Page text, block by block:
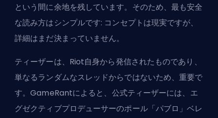
という間に余地を残しています。そのため、最も安全
な読み方はシンプルです: コンセプトは現実ですが、
詳細はまだ決まっていません。
ティーザーは、Riot自身から発信されたものであり、
単なるランダムなスレッドからではないため、重要で
す。GameRantによると、公式ティーザーには、エ
グゼクティブプロデューサーのポール「パブロ」ベレ